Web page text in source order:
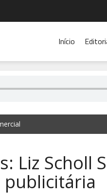
Início
Liz Scholl
publicitária